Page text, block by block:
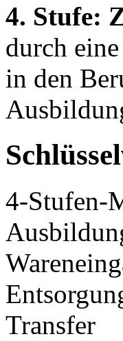
4. Stufe:
durch
in den
4-Stufen-
Transfer